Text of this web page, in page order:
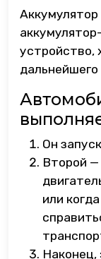
устройство,
дальнейшего
Он
Второй —
или
Наконец,